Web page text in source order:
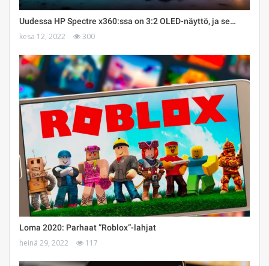
Uudessa HP Spectre x360:ssa on 3:2 OLED-näyttö, ja se…
kesä 12, 2022 300
Loma 2020: Parhaat ”Roblox”-lahjat
heinä 29, 2022 117